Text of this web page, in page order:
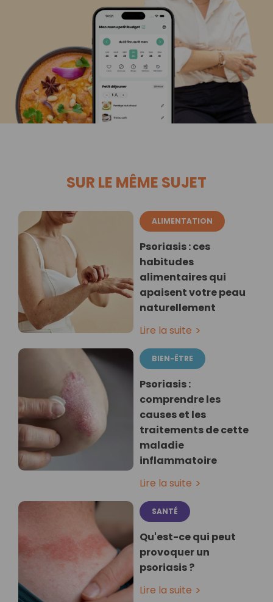
SUR LE MÊME SUJET
ALIMENTATION
Psoriasis : ces
habitudes
alimentaires qui
apaisent votre peau
naturellement
Lire la suite
BIEN-ÊTRE
Psoriasis :
comprendre les
causes et les
traitements de cette
maladie
inflammatoire
Lire la suite
SANTÉ
Qu'est-ce qui peut
provoquer un
psoriasis ?
Lire la suite